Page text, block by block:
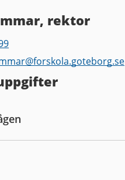
rektor
forskola.goteborg.se